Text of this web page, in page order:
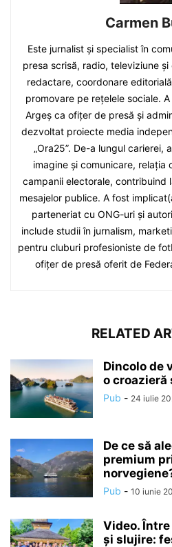
Carmen
Este jurnalist și specialist în
presa scrisă, radio, televiziune
redactare, coordonare
promovare pe rețelele sociale.
Argeș ca ofițer de presă și
dezvoltat proiecte media
„Ora25”. De-a lungul carierei,
imagine și comunicare, relația
campanii electorale, contribuind
mesajelor publice. A fost
parteneriat cu ONG-uri și
include studii în jurnalism,
pentru cluburi profesioniste de
ofițer de presă oferit de
RELATED
Dincolo de
o croazieră
Pub - 24 iulie
De ce să
premium
Pub - 10 iunie
Video.
și slujire: